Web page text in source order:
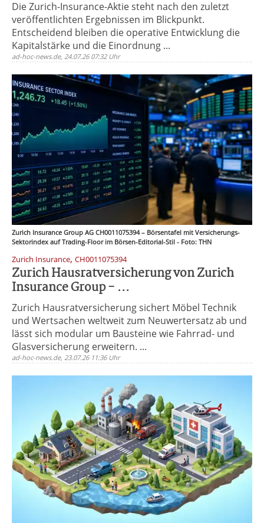
Die Zurich-Insurance-Aktie steht nach den zuletzt
veröffentlichten Ergebnissen im Blickpunkt.
Entscheidend bleiben die operative Entwicklung die
Kapitalstärke und die Einordnung ...
ad-hoc-news.de, 24.07.26 07:32 Uhr
Zurich Insurance Group AG CH0011075394 – Börsentafel mit Versicherungs-
Sektorindex auf Trading-Floor im Börsen-Editorial-Stil - Foto: THN
Zurich Insurance, CH0011075394
Zurich Hausratversicherung von Zurich
Insurance Group - ...
Zurich Hausratversicherung sichert Möbel Technik
und Wertsachen weltweit zum Neuwertersatz ab und
lässt sich modular um Bausteine wie Fahrrad- und
Glasversicherung erweitern. ...
ad-hoc-news.de, 23.07.26 11:36 Uhr